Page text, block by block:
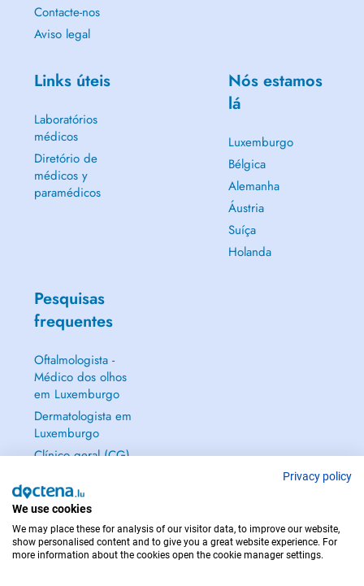
Contacte-nos
Aviso legal
Links úteis
Laboratórios
médicos
Diretório de
médicos y
paramédicos
Nós estamos
lá
Luxemburgo
Bélgica
Alemanha
Áustria
Suíça
Holanda
Pesquisas
frequentes
Oftalmologista -
Médico dos olhos
em Luxemburgo
Dermatologista em
Luxemburgo
Clínico geral (CG)
Ginecologista em
Luxemburgo
Mostrar tudo →
Privacy policy
We use cookies
We may place these for analysis of our visitor data, to improve our website,
show personalised content and to give you a great website experience. For
more information about the cookies open the cookie manager settings.